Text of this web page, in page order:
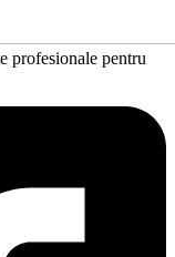
profesionale pentru